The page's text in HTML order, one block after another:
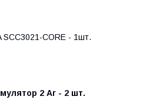
SCC3021-CORE - 1шт.
2 Аг - 2 шт.